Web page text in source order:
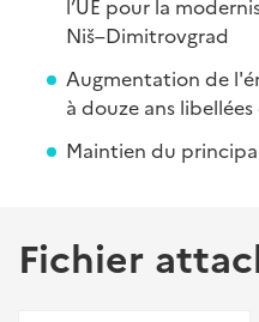
l’UE pour la
Niš–Dimitrovgrad
Augmentation de
à douze ans libellées
Maintien du
Fichier